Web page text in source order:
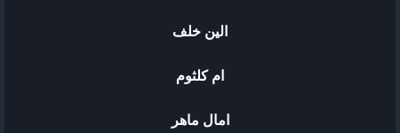
الين خلف
ام كلثوم
امال ماهر